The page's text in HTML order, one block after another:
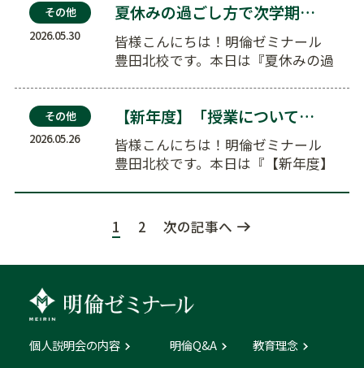
その他
2026.05.30
夏休みの過ごし方で次学期が変わる！明倫の夏期講習会…
皆様こんにちは！明倫ゼミナール
豊田北校です。本日は『夏休みの過
その他
2026.05.26
【新年度】「授業についていけるかな？」という不安を…
皆様こんにちは！明倫ゼミナール
豊田北校です。本日は『【新年度】
1
2 次の記事へ
個人説明会の内容 明倫Q&A 教育理念